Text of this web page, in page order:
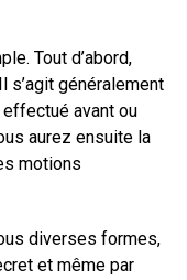
Tout d’abord,
s’agit généralement
avant ou
aurez ensuite la
motions
diverses formes,
et même par